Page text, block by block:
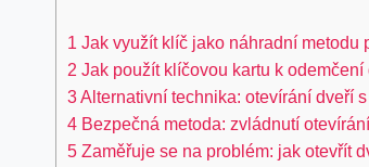
1 Jak využít klíč jako náhradní metodu
2 Jak použít klíčovou kartu k
3Alternativní technika: otevírání dveří
4 Bezpečná metoda: zvládnutí
5 Zaměřuje se na problém: jak otevřít